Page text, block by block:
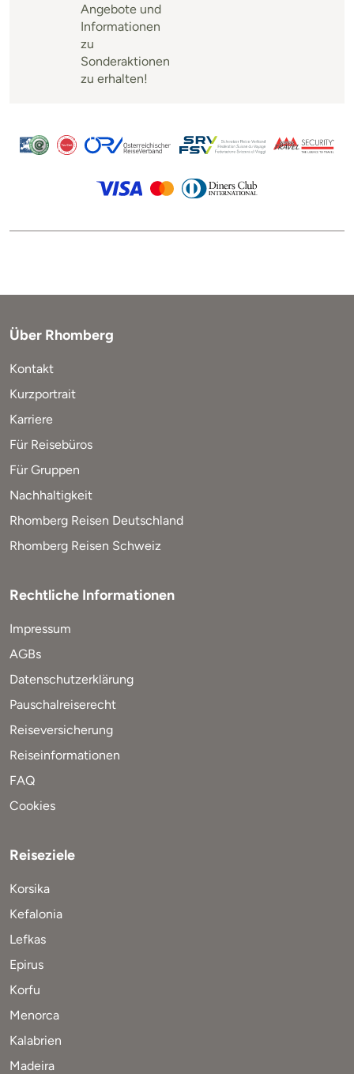
Angebote und
Informationen
zu
Sonderaktionen
zu erhalten!
Über Rhomberg
Kontakt
Kurzportrait
Karriere
Für Reisebüros
Für Gruppen
Nachhaltigkeit
Rhomberg Reisen Deutschland
Rhomberg Reisen Schweiz
Rechtliche Informationen
Impressum
AGBs
Datenschutzerklärung
Pauschalreiserecht
Reiseversicherung
Reiseinformationen
FAQ
Cookies
Reiseziele
Korsika
Kefalonia
Lefkas
Epirus
Korfu
Menorca
Kalabrien
Madeira